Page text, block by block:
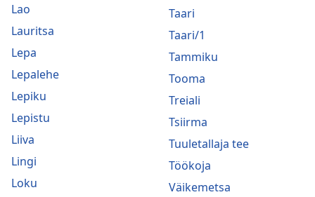
Lao
Lauritsa
Lepa
Lepalehe
Lepiku
Lepistu
Liiva
Lingi
Loku
Taari
Taari/1
Tammiku
Tooma
Treiali
Tsiirma
Tuuletallaja tee
Töökoja
Väikemetsa